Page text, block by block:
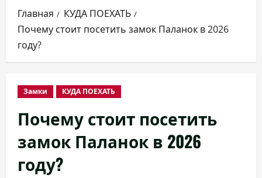
Главная
КУДА ПОЕХАТЬ
Почему стоит посетить замок Паланок в 2026
году?
Замки КУДА ПОЕХАТЬ
Почему стоит посетить
замок Паланок в 2026
году?